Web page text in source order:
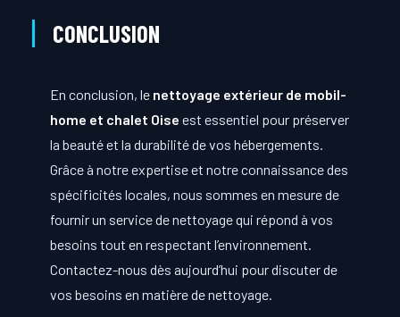
CONCLUSION
En conclusion, le nettoyage extérieur de mobil-
home et chalet Oise est essentiel pour préserver
la beauté et la durabilité de vos hébergements.
Grâce à notre expertise et notre connaissance des
spécificités locales, nous sommes en mesure de
fournir un service de nettoyage qui répond à vos
besoins tout en respectant l’environnement.
Contactez-nous dès aujourd’hui pour discuter de
vos besoins en matière de nettoyage.